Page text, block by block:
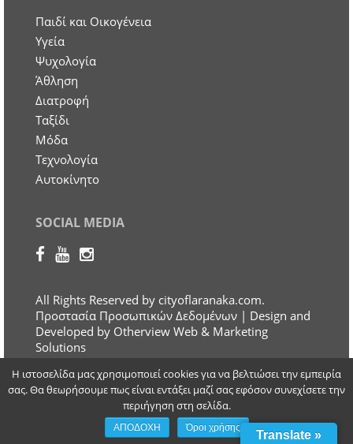
Παιδί και Οικογένεια
Υγεία
Ψυχολογία
Άθληση
Διατροφή
Ταξίδι
Μόδα
Τεχνολογία
Αυτοκίνητο
SOCIAL MEDIA
All Rights Reserved by cityoflaranaka.com.
Προστασία Προσωπικών Δεδομένων | Design and
Developed by Otherview Web & Marketing
Solutions
Translate »
Η ιστοσελίδα μας χρησιμοποιεί cookies για να βελτιώσει την εμπειρία
σας. Θα θεωρήσουμε πως είναι εντάξει μαζί σας εφόσον συνεχίσετε την
περιήγηση στη σελίδα.
ΑΠΟΔΟΧΗ Όροι χρήσης